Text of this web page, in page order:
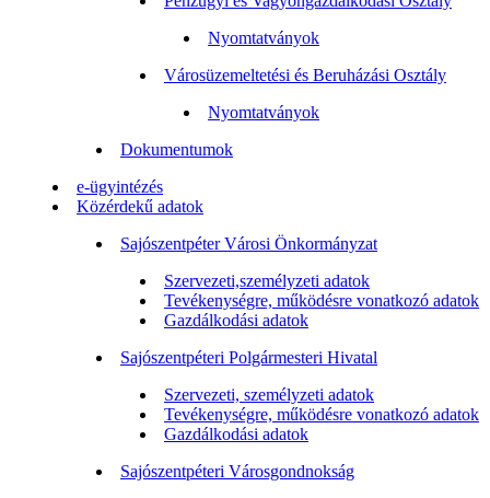
Nyomtatványok
Városüzemeltetési és Beruházási Osztály
Nyomtatványok
Dokumentumok
e-ügyintézés
Közérdekű adatok
Sajószentpéter Városi Önkormányzat
Szervezeti,személyzeti adatok
Tevékenységre, működésre vonatkozó adatok
Gazdálkodási adatok
Sajószentpéteri Polgármesteri Hivatal
Szervezeti, személyzeti adatok
Tevékenységre, működésre vonatkozó adatok
Gazdálkodási adatok
Sajószentpéteri Városgondnokság